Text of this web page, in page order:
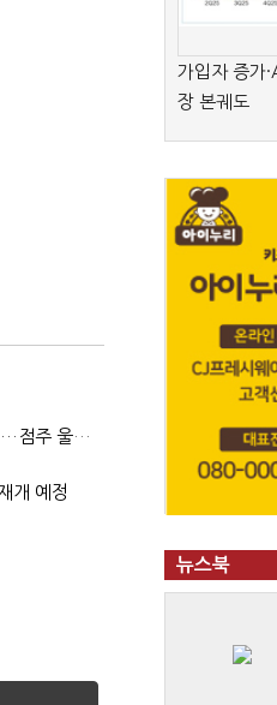
(SPC 민낯)③"일매출 280만원 찍어도 수익 제자리"…점주 울리는 '상시 할인'
개 예정
가입자 증가
장 본궤도
뉴스북